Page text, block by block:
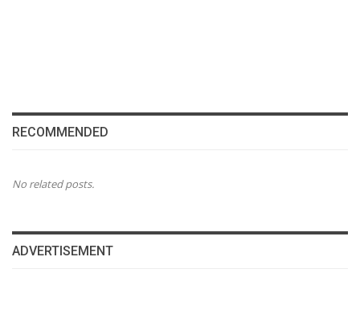
RECOMMENDED
No related posts.
ADVERTISEMENT